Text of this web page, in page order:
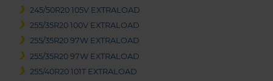
245/50R20 105V EXTRALOAD
255/35R20 100V EXTRALOAD
255/35R20 97W EXTRALOAD
255/35R20 97W EXTRALOAD
255/40R20 101T EXTRALOAD